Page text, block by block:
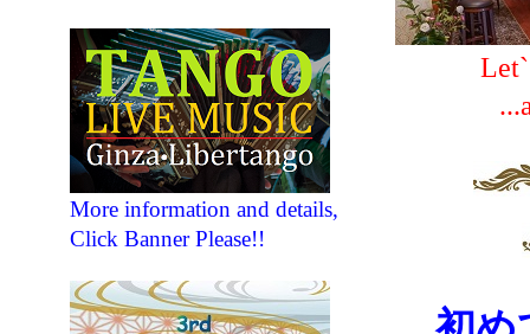
More information and details,
Click Banner Please!!